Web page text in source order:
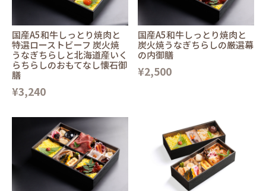
国産A5和牛しっとり焼肉と
特選ローストビーフ 炭火焼
うなぎちらしと北海道産いく
らちらしのおもてなし懐石御
膳
¥3,240
国産A5和牛しっとり焼肉と
炭火焼うなぎちらしの厳選幕
の内御膳
¥2,500